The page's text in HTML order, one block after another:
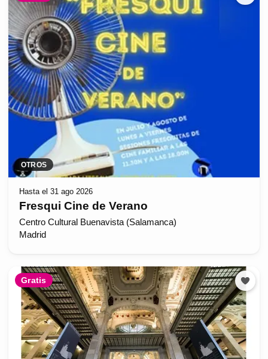
OTROS
Hasta el 31 ago 2026
Fresqui Cine de Verano
Centro Cultural Buenavista (Salamanca)
Madrid
Gratis